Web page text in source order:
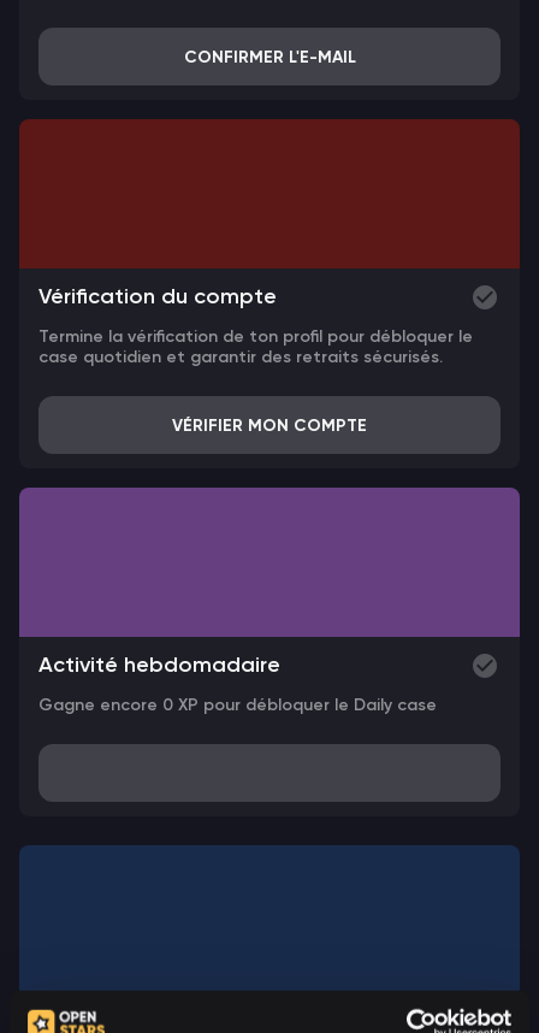
CONFIRMER L'E-MAIL
Vérification du compte
Termine la vérification de ton profil pour débloquer le
case quotidien et garantir des retraits sécurisés.
VÉRIFIER MON COMPTE
Activité hebdomadaire
Gagne encore 0 XP pour débloquer le Daily case